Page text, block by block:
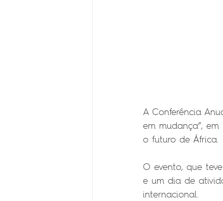
A Conferência
em mudança”,
o futuro de África.
O evento, que
e um dia de
internacional.